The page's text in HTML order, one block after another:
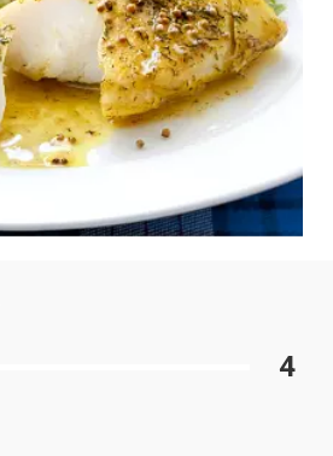
4